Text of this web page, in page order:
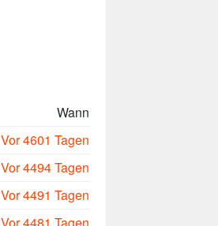
Wann
Vor 4601 Tagen
Vor 4494 Tagen
Vor 4491 Tagen